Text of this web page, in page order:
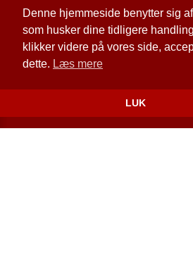
Denne hjemmeside benytter sig
som husker dine tidligere
klikker videre på vores side,
dette. Læs mere
LUK
Email: info@megascope.dk
Cookie- og privatlivspolitik